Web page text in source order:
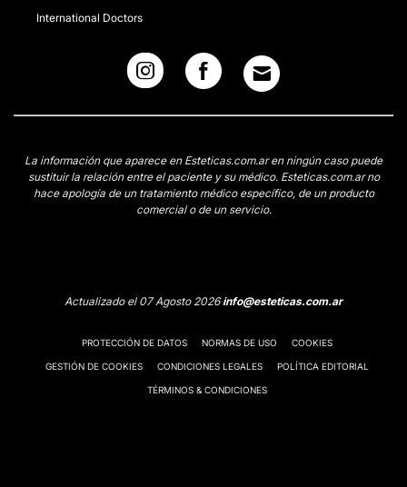
International Doctors
La información que aparece en Esteticas.com.ar en ningún caso puede
sustituir la relación entre el paciente y su médico. Esteticas.com.ar no
hace apología de un tratamiento médico específico, de un producto
comercial o de un servicio.
Actualizado el 07 Agosto 2026info@esteticas.com.ar
PROTECCIÓN DE DATOS NORMAS DE USO COOKIES
GESTIÓN DE COOKIES CONDICIONES LEGALES POLÍTICA EDITORIAL
TÉRMINOS & CONDICIONES